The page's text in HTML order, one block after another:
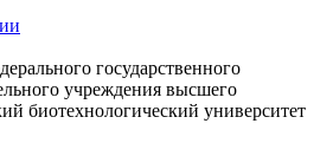
государственного
учреждения высшего
биотехнологический университет